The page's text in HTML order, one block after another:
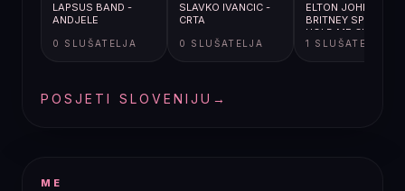
LAPSUS BAND -
ANDJELE
0 SLUŠATELJA
SLAVKO IVANCIC -
CRTA
0 SLUŠATELJA
ELTON JOHN;
BRITNEY SPEARS /
HOLD ME CLOSER
1 SLUŠATELJA
POSJETI SLOVENIJU →
ME